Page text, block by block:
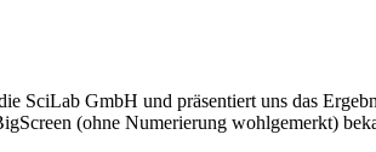
SciLab GmbH und präsentiert uns das
(ohne Numerierung wohlgemerkt)